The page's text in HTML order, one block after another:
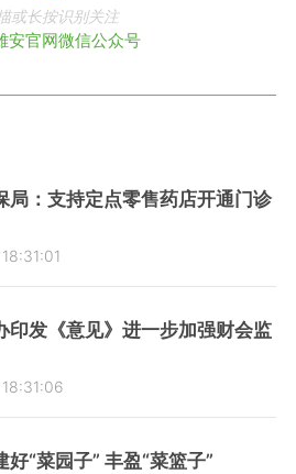
或长按识别关注
安官网微信公众号
局：支持定点零售药店开通门诊
印发《意见》进一步加强财会监
好“菜园子” 丰盈“菜篮子”